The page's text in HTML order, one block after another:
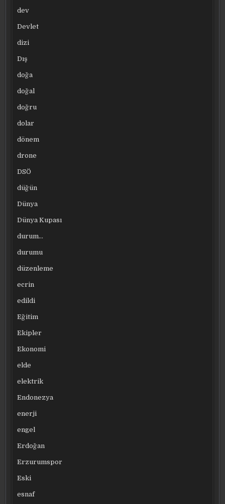
dev
Devlet
dizi
Dış
doğa
doğal
doğru
dolar
dönem
drone
DSÖ
düğün
Dünya
Dünya Kupası
durum…
durumu
düzenleme
ecrin
edildi
Eğitim
Ekipler
Ekonomi
elde
elektrik
Endonezya
enerji
engel
Erdoğan
Erzurumspor
Eski
esnaf